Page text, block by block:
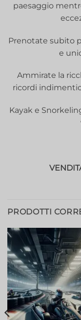
paesaggio
Prenotate subito
e
Ammirate la
ricordi
Kayak e
PRODOTTI